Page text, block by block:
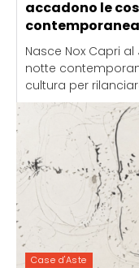
accadono le
Nasce Nox Capri
notte
cultura per
Case d'Aste